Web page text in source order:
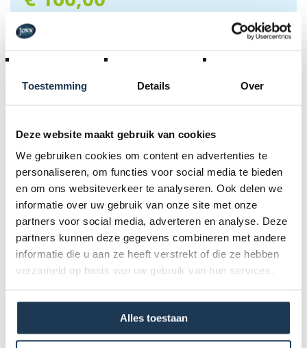
Toestemming Details Over
Deze website maakt gebruik van cookies
We gebruiken cookies om content en advertenties te
personaliseren, om functies voor social media te bieden
en om ons websiteverkeer te analyseren. Ook delen we
informatie over uw gebruik van onze site met onze
partners voor social media, adverteren en analyse. Deze
partners kunnen deze gegevens combineren met andere
informatie die u aan ze heeft verstrekt of die ze hebben
verzameld op basis van uw gebruik van hun services.
Alles toestaan
RESERVATIE AANVRAAG
€ 160,00 incl. BTW
1 weekend - 2 dagen
€ 235,00 incl. BTW
Woe.NM (4 u., excl. vakantiedag)
Schoolweekdag
€ 160,00 incl. BTW
Periode- & transportvoorwaarden + algemene